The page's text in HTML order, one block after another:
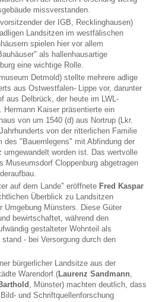
missverstanden.
der IGB, Recklinghausen)
Landsitzen im westfälischen
spielen hier vor allem
als hallenhausartige
eine wichtige Rolle.
Detmold) stellte mehrere adlige
aus Ostwestfalen- Lippe vor, darunter
aus Delbrück, der heute im LWL-
Kaiser präsentierte ein
von um 1540 (d) aus Nortrup (Lkr.
von der ritterlichen Familie
des "Bauernlegens" mit Abfindung der
umgewandelt worden ist. Das wertvolle
Museumsdorf Cloppenburg abgetragen
auf dem Lande" eröffnete Fred Kaspar
Überblick zu Landsitzen
Umgebung Münsters. Diese Güter
bewirtschaftet, während den
gestalteter Wohnteil als
- bei Versorgung durch den
bürgerlicher Landsitze aus der
Warendorf (Laurenz Sandmann
, Münster) machten deutlich, dass
und Schriftquellenforschung